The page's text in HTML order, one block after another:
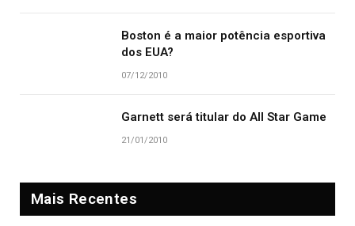
Boston é a maior potência esportiva
dos EUA?
07/12/2010
Garnett será titular do All Star Game
21/01/2010
Mais Recentes